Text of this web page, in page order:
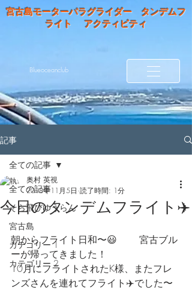
宮古島モーターパラグライダー タンデムフ
ライト アクティビティ
Blueoceanclub
記事
全ての記事
そら飛びゆうらん
宮古島
カテゴリー 1
カテゴリー 2
全ての記事
今日のタンデムフライト✈️
奥村 英視
2018年11月5日 読了時間: 1分
朝からフライト日和〜😃 　　宮古ブル
ーが帰ってきました！
10月にフライトされたK様、またフレ
ンズさんを連れてフライト✈️でした〜